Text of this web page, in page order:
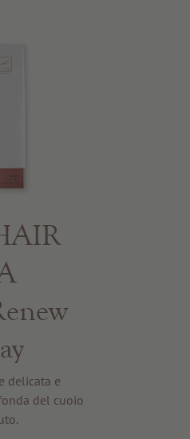
delicata e
del cuoio